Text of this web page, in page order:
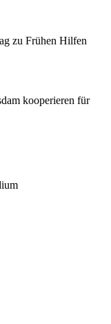
zu Frühen Hilfen
kooperieren für